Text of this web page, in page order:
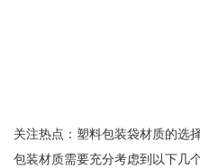
关注热点：塑料包装袋材质的选
包装材质需要充分考虑到以下几